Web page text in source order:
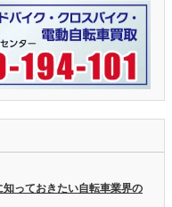
知っておきたい自転車業界の